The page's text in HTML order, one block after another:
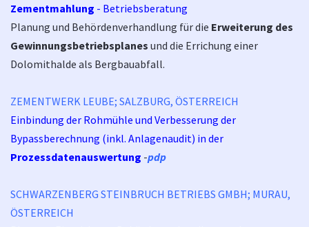
Zementmahlung - Betriebsberatung
Planung und Behördenverhandlung für die Erweiterung des
Gewinnungsbetriebsplanes und die Errichung einer
Dolomithalde als Bergbauabfall.
ZEMENTWERK LEUBE; SALZBURG, ÖSTERREICH
Einbindung der Rohmühle und Verbesserung der
Bypassberechnung (inkl. Anlagenaudit) in der
Prozessdatenauswertung -pdp
SCHWARZENBERG STEINBRUCH BETRIEBS GMBH; MURAU,
ÖSTERREICH